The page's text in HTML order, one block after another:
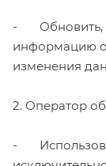
- Обновить,
информацию о
изменения
2. Оператор
-